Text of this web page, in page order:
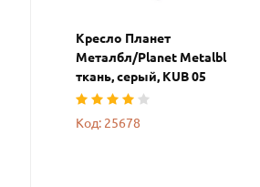
Кресло Планет
Металбл/Planet Metalbl
ткань, серый, KUB 05
Код: 25678